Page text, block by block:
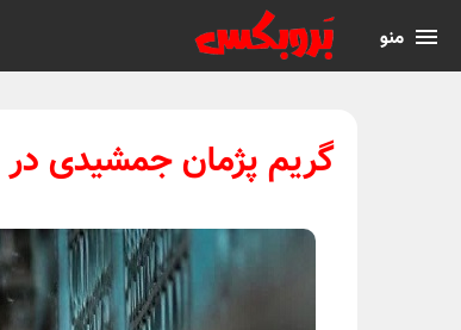
منو
گریم پژمان جمشیدی در